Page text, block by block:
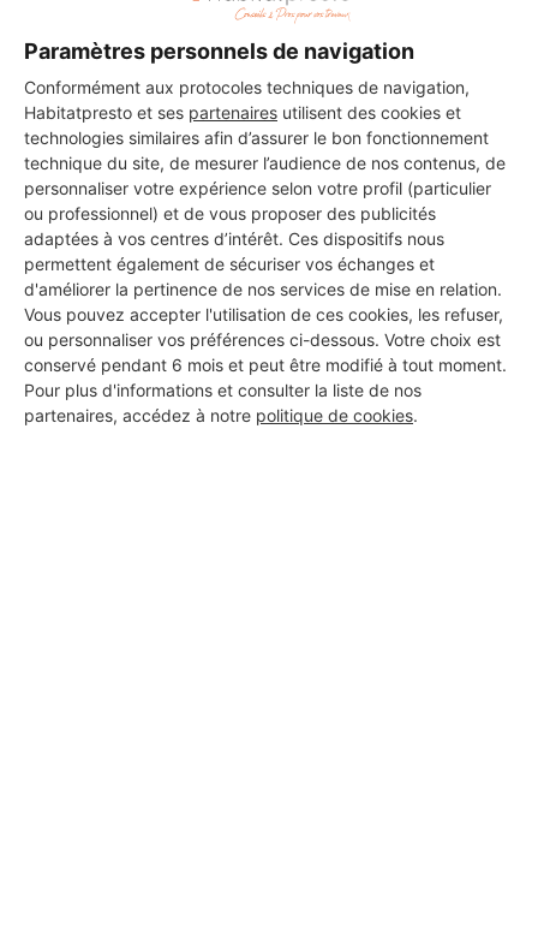
Paramètres personnels de navigation
Conformément aux protocoles techniques de navigation,
Habitatpresto et ses partenaires utilisent des cookies et
technologies similaires afin d’assurer le bon fonctionnement
technique du site, de mesurer l’audience de nos contenus, de
personnaliser votre expérience selon votre profil (particulier
ou professionnel) et de vous proposer des publicités
adaptées à vos centres d’intérêt. Ces dispositifs nous
permettent également de sécuriser vos échanges et
d'améliorer la pertinence de nos services de mise en relation.
Vous pouvez accepter l'utilisation de ces cookies, les refuser,
ou personnaliser vos préférences ci-dessous. Votre choix est
conservé pendant 6 mois et peut être modifié à tout moment.
Pour plus d'informations et consulter la liste de nos
partenaires, accédez à notre politique de cookies.
Vous souhaitez réaliser des travaux et ne savez quel professionnel
choisir ? Demandez des devis travauxauprès de notre réseau de 5 000
professionnels partout en France.
DEMANDER UN DEVIS